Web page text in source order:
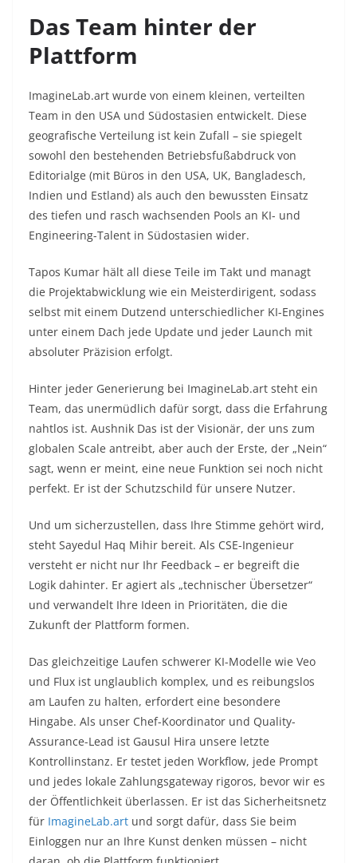
Das Team hinter der
Plattform
ImagineLab.art wurde von einem kleinen, verteilten
Team in den USA und Südostasien entwickelt. Diese
geografische Verteilung ist kein Zufall – sie spiegelt
sowohl den bestehenden Betriebsfußabdruck von
Editorialge (mit Büros in den USA, UK, Bangladesch,
Indien und Estland) als auch den bewussten Einsatz
des tiefen und rasch wachsenden Pools an KI- und
Engineering-Talent in Südostasien wider.
Tapos Kumar hält all diese Teile im Takt und managt
die Projektabwicklung wie ein Meisterdirigent, sodass
selbst mit einem Dutzend unterschiedlicher KI-Engines
unter einem Dach jede Update und jeder Launch mit
absoluter Präzision erfolgt.
Hinter jeder Generierung bei ImagineLab.art steht ein
Team, das unermüdlich dafür sorgt, dass die Erfahrung
nahtlos ist. Aushnik Das ist der Visionär, der uns zum
globalen Scale antreibt, aber auch der Erste, der „Nein“
sagt, wenn er meint, eine neue Funktion sei noch nicht
perfekt. Er ist der Schutzschild für unsere Nutzer.
Und um sicherzustellen, dass Ihre Stimme gehört wird,
steht Sayedul Haq Mihir bereit. Als CSE-Ingenieur
versteht er nicht nur Ihr Feedback – er begreift die
Logik dahinter. Er agiert als „technischer Übersetzer“
und verwandelt Ihre Ideen in Prioritäten, die die
Zukunft der Plattform formen.
Das gleichzeitige Laufen schwerer KI-Modelle wie Veo
und Flux ist unglaublich komplex, und es reibungslos
am Laufen zu halten, erfordert eine besondere
Hingabe. Als unser Chef-Koordinator und Quality-
Assurance-Lead ist Gausul Hira unsere letzte
Kontrollinstanz. Er testet jeden Workflow, jede Prompt
und jedes lokale Zahlungsgateway rigoros, bevor wir es
der Öffentlichkeit überlassen. Er ist das Sicherheitsnetz
für ImagineLab.art und sorgt dafür, dass Sie beim
Einloggen nur an Ihre Kunst denken müssen – nicht